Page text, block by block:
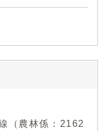
（農林係：2162